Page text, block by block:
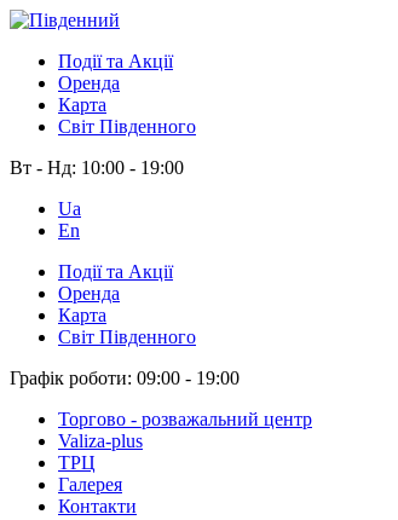
Події та Акції
Оренда
Карта
Світ Південного
Вт - Нд: 10:00 - 19:00
Ua
En
Події та Акції
Оренда
Карта
Світ Південного
Графік роботи: 09:00 - 19:00
Торгово - розважальний центр
Valiza-plus
ТРЦ
Галерея
Контакти